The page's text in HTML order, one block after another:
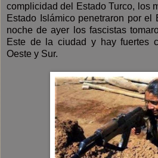
complicidad del Estado Turco, los
Estado Islámico penetraron por
noche de ayer los fascistas
Este de la ciudad y hay fuertes
Oeste y Sur.